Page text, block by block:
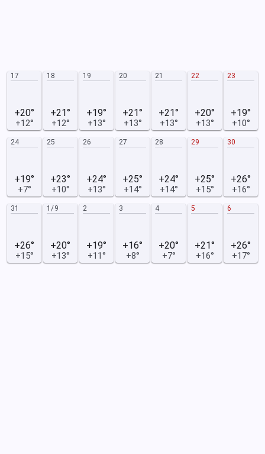
17
+20°
+12°
18
+21°
+12°
19
+19°
+13°
20
+21°
+13°
21
+21°
+13°
22
+20°
+13°
23
+19°
+10°
24
+19°
+7°
25
+23°
+10°
26
+24°
+13°
27
+25°
+14°
28
+24°
+14°
29
+25°
+15°
30
+26°
+16°
31
+26°
+15°
1/9
+20°
+13°
2
+19°
+11°
3
+16°
+8°
4
+20°
+7°
5
+21°
+16°
6
+26°
+17°